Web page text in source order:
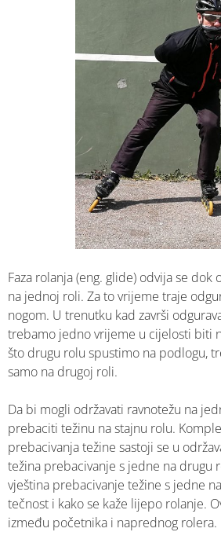
Faza rolanja (eng. glide) odvija se dok
na jednoj roli. Za to vrijeme traje
nogom. U trenutku kad završi
trebamo jedno vrijeme u cijelosti biti
što drugu rolu spustimo na podlogu,
samo na drugoj roli.
Da bi mogli održavati ravnotežu na
prebaciti težinu na stajnu rolu.
prebacivanja težine sastoji se u
težina prebacivanje s jedne na drugu
vještina prebacivanje težine s jedne
tečnost i kako se kaže lijepo rolanje.
između početnika i naprednog rolera.